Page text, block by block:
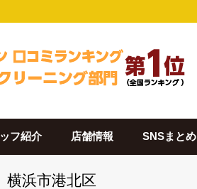
フ紹介 店舗情報 SNSまとめ
浜市港北区